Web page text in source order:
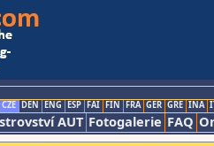
CZE DEN ENG ESP FAI FIN FRA GER GRE INA
AUT Fotogalerie FAQ